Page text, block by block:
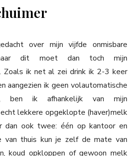
over mijn vijfde onmisbare
maar dit moet dan toch mijn
Zoals ik net al zei drink ik 2-3 keer
aangezien ik geen volautomatische
ben ik afhankelijk van mijn
lekkere opgeklopte (haver)melk
dan ook twee: één op kantoor en
van thuis kun je zelf de mate van
koud opkloppen of gewoon melk